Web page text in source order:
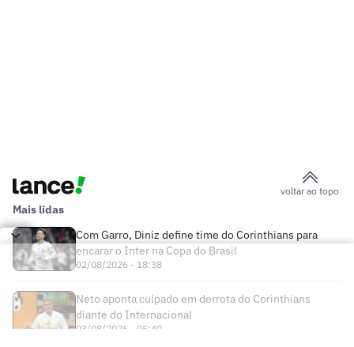
voltar ao topo
Mais lidas
Com Garro, Diniz define time do Corinthians para
encarar o Inter na Copa do Brasil
02/08/2026 - 18:38
Neto aponta culpado em derrota do Corinthians
diante do Internacional
03/08/2026 - 05:40